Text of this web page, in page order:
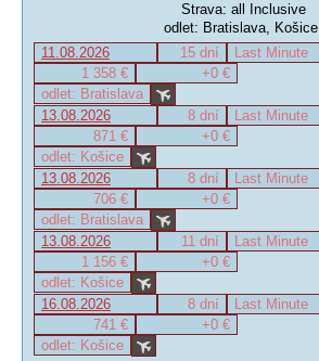
Strava: all Inclusive
odlet: Bratislava, Košice
11.08.2026
15 dní
Last Minute
1 358 €
+0 €
odlet: Bratislava
13.08.2026
8 dní
Last Minute
871 €
+0 €
odlet: Košice
13.08.2026
8 dní
Last Minute
706 €
+0 €
odlet: Bratislava
13.08.2026
11 dní
Last Minute
1 156 €
+0 €
odlet: Košice
16.08.2026
8 dní
Last Minute
741 €
+0 €
odlet: Košice